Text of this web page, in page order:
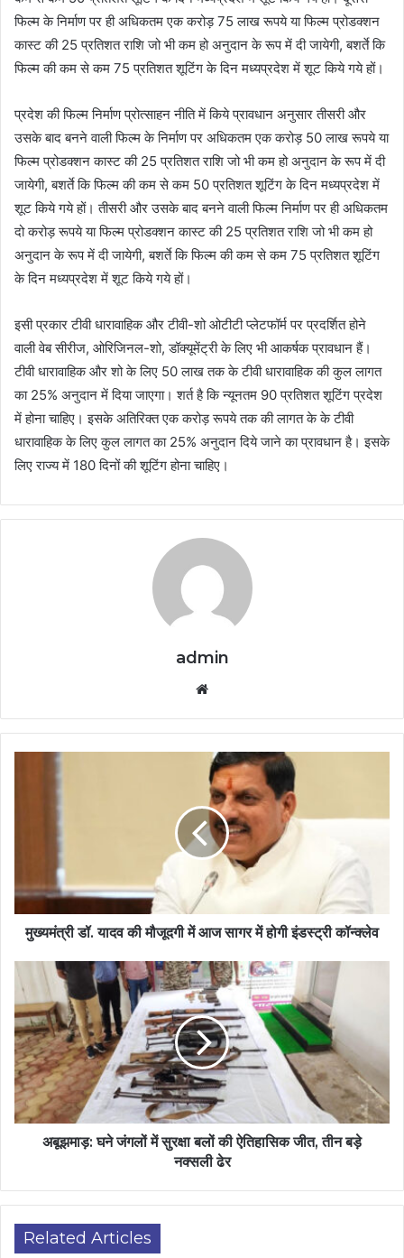
फिल्म के निर्माण पर ही अधिकतम एक करोड़ 75 लाख रूपये या फिल्म प्रोडक्शन
कास्ट की 25 प्रतिशत राशि जो भी कम हो अनुदान के रूप में दी जायेगी, बशर्ते कि
फिल्म की कम से कम 75 प्रतिशत शूटिंग के दिन मध्यप्रदेश में शूट किये गये हों।
प्रदेश की फिल्म निर्माण प्रोत्साहन नीति में किये प्रावधान अनुसार तीसरी और
उसके बाद बनने वाली फिल्म के निर्माण पर अधिकतम एक करोड़ 50 लाख रूपये या
फिल्म प्रोडक्शन कास्ट की 25 प्रतिशत राशि जो भी कम हो अनुदान के रूप में दी
जायेगी, बशर्ते कि फिल्म की कम से कम 50 प्रतिशत शूटिंग के दिन मध्यप्रदेश में
शूट किये गये हों। तीसरी और उसके बाद बनने वाली फिल्म निर्माण पर ही अधिकतम
दो करोड़ रूपये या फिल्म प्रोडक्शन कास्ट की 25 प्रतिशत राशि जो भी कम हो
अनुदान के रूप में दी जायेगी, बशर्ते कि फिल्म की कम से कम 75 प्रतिशत शूटिंग
के दिन मध्यप्रदेश में शूट किये गये हों।
इसी प्रकार टीवी धारावाहिक और टीवी-शो ओटीटी प्लेटफॉर्म पर प्रदर्शित होने
वाली वेब सीरीज, ओरिजिनल-शो, डॉक्यूमेंट्री के लिए भी आकर्षक प्रावधान हैं।
टीवी धारावाहिक और शो के लिए 50 लाख तक के टीवी धारावाहिक की कुल लागत
का 25% अनुदान में दिया जाएगा। शर्त है कि न्यूनतम 90 प्रतिशत शूटिंग प्रदेश
में होना चाहिए। इसके अतिरिक्त एक करोड़ रूपये तक की लागत के के टीवी
धारावाहिक के लिए कुल लागत का 25% अनुदान दिये जाने का प्रावधान है। इसके
लिए राज्य में 180 दिनों की शूटिंग होना चाहिए।
admin
मुख्यमंत्री डॉ. यादव की मौजूदगी में आज सागर में होगी इंडस्ट्री कॉन्क्लेव
अबूझमाड़: घने जंगलों में सुरक्षा बलों की ऐतिहासिक जीत, तीन बड़े
नक्सली ढेर
Related Articles